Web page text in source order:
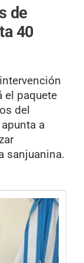
de
40
el paquete
del
a
sanjuanina.